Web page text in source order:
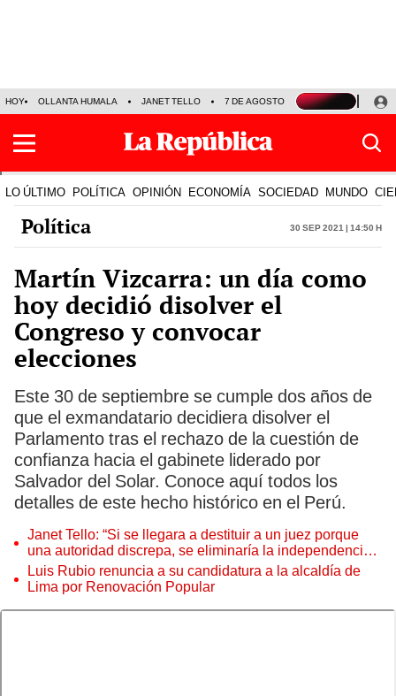
HOY OLLANTA HUMALA JANET TELLO 7 DE AGOSTO TINKA RESULTADOS
LO ÚLTIMO POLÍTICA OPINIÓN ECONOMÍA SOCIEDAD MUNDO
Política 30 Sep 2021 | 14:50 h
Martín Vizcarra: un día como
hoy decidió disolver el
Congreso y convocar
elecciones
Este 30 de septiembre se cumple dos años de
que el exmandatario decidiera disolver el
Parlamento tras el rechazo de la cuestión de
confianza hacia el gabinete liderado por
Salvador del Solar. Conoce aquí todos los
detalles de este hecho histórico en el Perú.
Janet Tello: “Si se llegara a destituir a un juez porque
una autoridad discrepa, se eliminaría la independencia
judicial”
Luis Rubio renuncia a su candidatura a la alcaldía de
Lima por Renovación Popular